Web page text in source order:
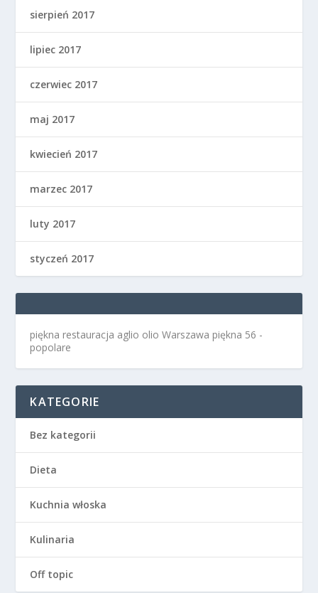
sierpień 2017
lipiec 2017
czerwiec 2017
maj 2017
kwiecień 2017
marzec 2017
luty 2017
styczeń 2017
piękna restauracja aglio olio Warszawa piękna 56 -
popolare
KATEGORIE
Bez kategorii
Dieta
Kuchnia włoska
Kulinaria
Off topic